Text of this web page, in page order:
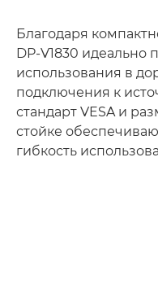
Благодаря
DP-V1830 идеально
использования в
подключения к
стандарт VESA и
стойке
гибкость